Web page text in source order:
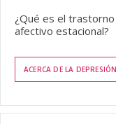
¿Qué es el trastorno
afectivo estacional?
ACERCA DE LA DEPRESIÓN